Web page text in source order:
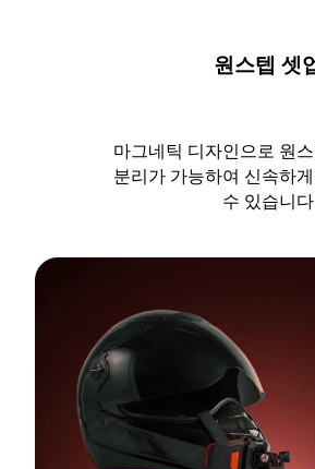
원스텝 셋
마그네틱 디자인으로 원
분리가 가능하여 신속하
수 있습니